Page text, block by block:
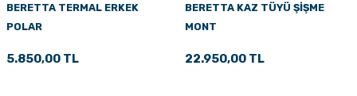
BERETTA TERMAL ERKEK
POLAR
5.850,00 TL
BERETTA KAZ TÜYÜ ŞİŞME
MONT
22.950,00 TL